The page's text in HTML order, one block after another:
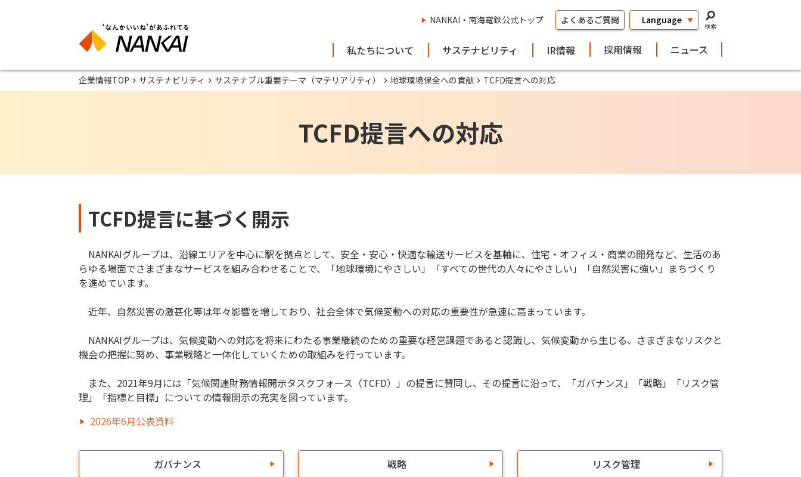
NANKAI・南海電鉄公式トップ よくあるご質問
検索
私たちについて サステナビリティ IR情報 採用情報 ニュース
企業情報TOP サステナビリティ サステナブル重要テーマ（マテリアリティ） 地球環境保全への貢献 TCFD提言への対応
TCFD提言への対応
TCFD提言に基づく開示
NANKAIグループは、沿線エリアを中心に駅を拠点として、安全・安心・快適な輸送サービスを基軸に、住宅・オフィス・商業の開発など、生活のあ
らゆる場面でさまざまなサービスを組み合わせることで、「地球環境にやさしい」「すべての世代の人々にやさしい」「自然災害に強い」まちづくり
を進めています。
近年、自然災害の激甚化等は年々影響を増しており、社会全体で気候変動への対応の重要性が急速に高まっています。
NANKAIグループは、気候変動への対応を将来にわたる事業継続のための重要な経営課題であると認識し、気候変動から生じる、さまざまなリスクと
機会の把握に努め、事業戦略と一体化していくための取組みを行っています。
また、2021年9月には「気候関連財務情報開示タスクフォース（TCFD）」の提言に賛同し、その提言に沿って、「ガバナンス」「戦略」「リスク管
理」「指標と目標」についての情報開示の充実を図っています。
2026年6月公表資料
ガバナンス 戦略 リスク管理